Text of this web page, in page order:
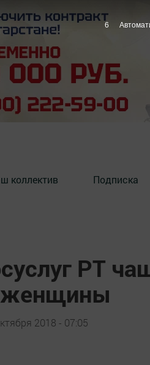
коллектив Подписка
РТ
женщины
2018 - 07:05
5